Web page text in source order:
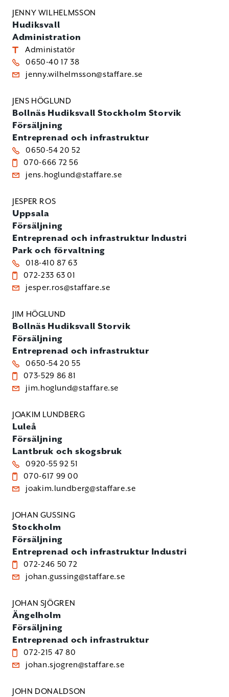
JENNY WILHELMSSON
Hudiksvall
Administration
Administatör
0650-40 17 38
jenny.wilhelmsson@staffare.se
JENS HÖGLUND
Bollnäs Hudiksvall Stockholm Storvik
Försäljning
Entreprenad och infrastruktur
0650-54 20 52
070-666 72 56
jens.hoglund@staffare.se
JESPER ROS
Uppsala
Försäljning
Entreprenad och infrastruktur Industri
Park och förvaltning
018-410 87 63
072-233 63 01
jesper.ros@staffare.se
JIM HÖGLUND
Bollnäs Hudiksvall Storvik
Försäljning
Entreprenad och infrastruktur
0650-54 20 55
073-529 86 81
jim.hoglund@staffare.se
JOAKIM LUNDBERG
Luleå
Försäljning
Lantbruk och skogsbruk
0920-55 92 51
070-617 99 00
joakim.lundberg@staffare.se
JOHAN GUSSING
Stockholm
Försäljning
Entreprenad och infrastruktur Industri
072-246 50 72
johan.gussing@staffare.se
JOHAN SJÖGREN
Ängelholm
Försäljning
Entreprenad och infrastruktur
072-215 47 80
johan.sjogren@staffare.se
JOHN DONALDSON